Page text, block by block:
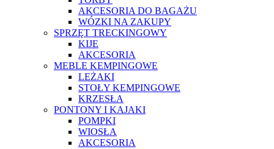
AKCESORIA DO BAGAŻU
WÓZKI NA ZAKUPY
SPRZĘT TRECKINGOWY
KIJE
AKCESORIA
MEBLE KEMPINGOWE
LEŻAKI
STOŁY KEMPINGOWE
KRZESŁA
PONTONY I KAJAKI
POMPKI
WIOSŁA
AKCESORIA